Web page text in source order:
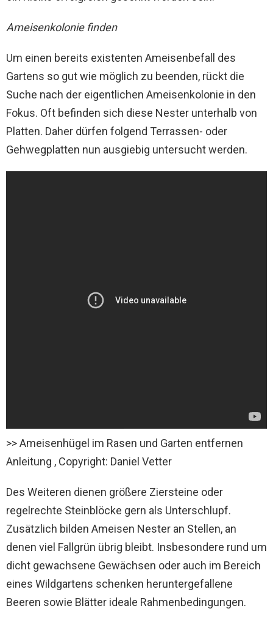
Ameisenkolonie finden
Um einen bereits existenten Ameisenbefall des
Gartens so gut wie möglich zu beenden, rückt die
Suche nach der eigentlichen Ameisenkolonie in den
Fokus. Oft befinden sich diese Nester unterhalb von
Platten. Daher dürfen folgend Terrassen- oder
Gehwegplatten nun ausgiebig untersucht werden.
>> Ameisenhügel im Rasen und Garten entfernen
Anleitung , Copyright: Daniel Vetter
Des Weiteren dienen größere Ziersteine oder
regelrechte Steinblöcke gern als Unterschlupf.
Zusätzlich bilden Ameisen Nester an Stellen, an
denen viel Fallgrün übrig bleibt. Insbesondere rund um
dicht gewachsene Gewächsen oder auch im Bereich
eines Wildgartens schenken heruntergefallene
Beeren sowie Blätter ideale Rahmenbedingungen.